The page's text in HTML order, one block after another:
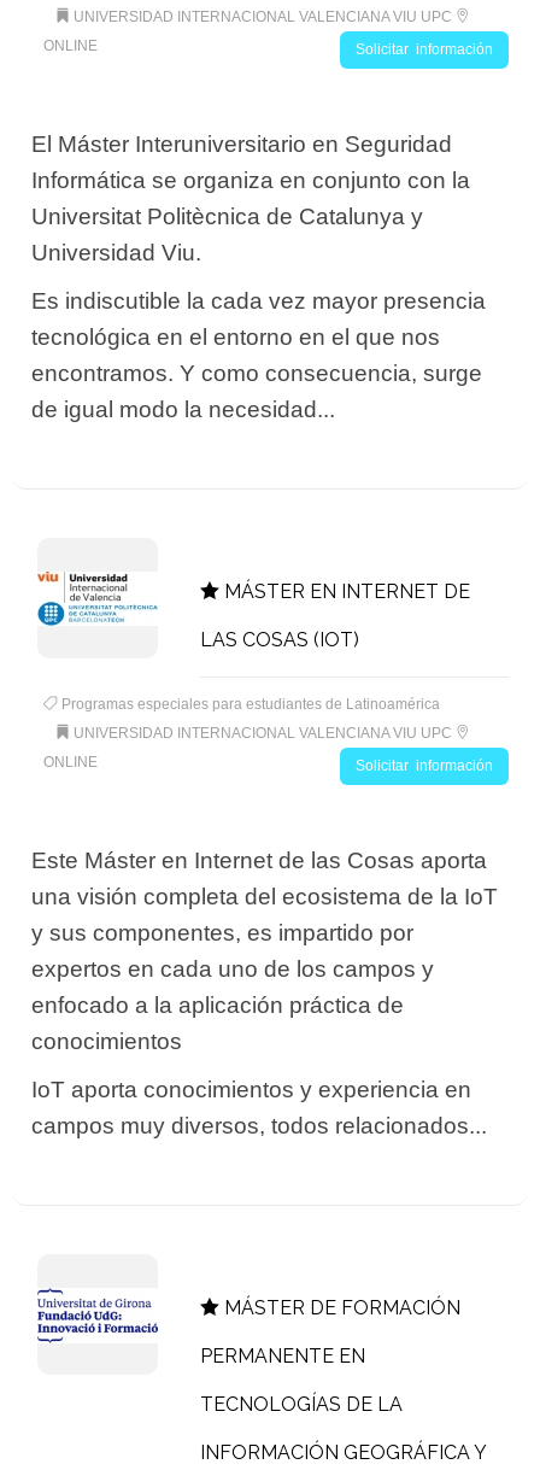
UNIVERSIDAD INTERNACIONAL VALENCIANA VIU UPC
ONLINE
Solicitar información
El Máster Interuniversitario en Seguridad
Informática se organiza en conjunto con la
Universitat Politècnica de Catalunya y
Universidad Viu.
Es indiscutible la cada vez mayor presencia
tecnológica en el entorno en el que nos
encontramos. Y como consecuencia, surge
de igual modo la necesidad...
MÁSTER EN INTERNET DE
LAS COSAS (IOT)
Programas especiales para estudiantes de Latinoamérica
UNIVERSIDAD INTERNACIONAL VALENCIANA VIU UPC
ONLINE
Solicitar información
Este Máster en Internet de las Cosas aporta
una visión completa del ecosistema de la IoT
y sus componentes, es impartido por
expertos en cada uno de los campos y
enfocado a la aplicación práctica de
conocimientos
IoT aporta conocimientos y experiencia en
campos muy diversos, todos relacionados...
MÁSTER DE FORMACIÓN
PERMANENTE EN
TECNOLOGÍAS DE LA
INFORMACIÓN GEOGRÁFICA Y